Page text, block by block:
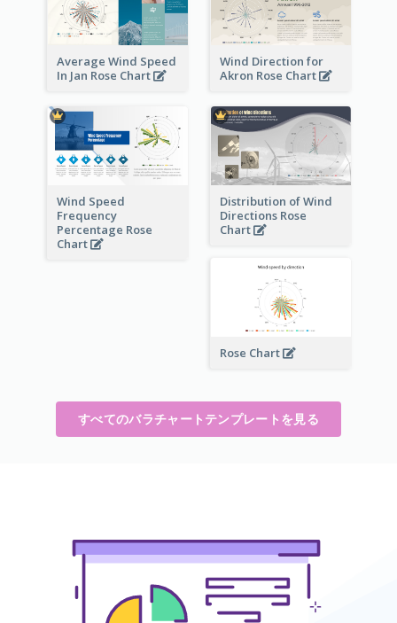
Average Wind Speed
In Jan Rose Chart
Wind Direction for
Akron Rose Chart
Wind Speed
Frequency
Percentage Rose
Chart
Distribution of Wind
Directions Rose
Chart
Rose Chart
すべてのバラチャートテンプレートを見る